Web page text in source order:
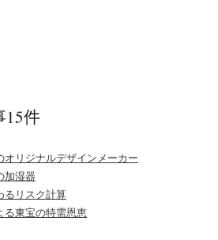
15件
オリジナルデザインメーカー
加湿器
るリスク計算
る東宝の特需恩恵